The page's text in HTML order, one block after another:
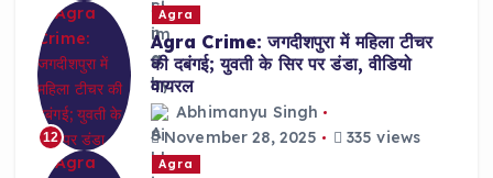
12
Agra
Agra Crime: जगदीशपुरा में महिला टीचर
की दबंगई; युवती के सिर पर डंडा, वीडियो
वायरल
Abhimanyu Singh
November 28, 2025
335 views
Agra